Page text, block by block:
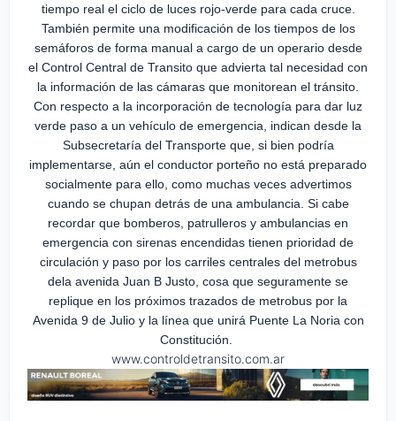
tiempo real el ciclo de luces rojo-verde para cada cruce.
También permite una modificación de los tiempos de los
semáforos de forma manual a cargo de un operario desde
el Control Central de Transito que advierta tal necesidad con
la información de las cámaras que monitorean el tránsito.
Con respecto a la incorporación de tecnología para dar luz
verde paso a un vehículo de emergencia, indican desde la
Subsecretaría del Transporte que, si bien podría
implementarse, aún el conductor porteño no está preparado
socialmente para ello, como muchas veces advertimos
cuando se chupan detrás de una ambulancia. Si cabe
recordar que bomberos, patrulleros y ambulancias en
emergencia con sirenas encendidas tienen prioridad de
circulación y paso por los carriles centrales del metrobus
dela avenida Juan B Justo, cosa que seguramente se
replique en los próximos trazados de metrobus por la
Avenida 9 de Julio y la línea que unirá Puente La Noria con
Constitución.
www.controldetransito.com.ar